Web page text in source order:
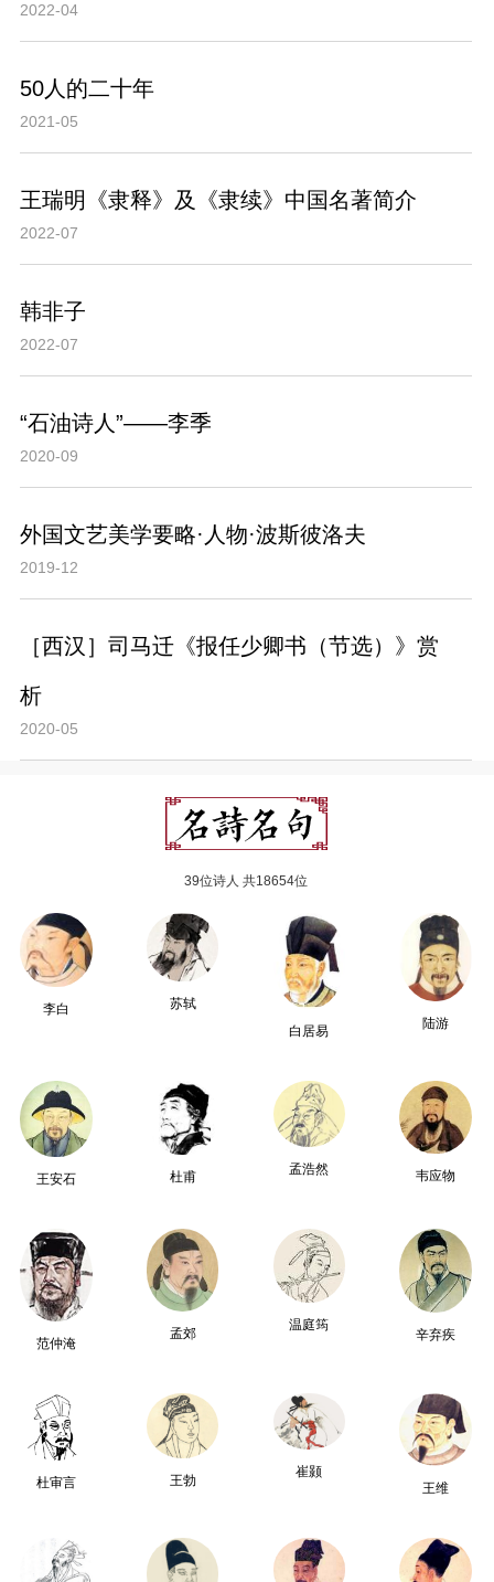
2022-04
50人的二十年
2021-05
王瑞明《隶释》及《隶续》中国名著简介
2022-07
韩非子
2022-07
“石油诗人”——李季
2020-09
外国文艺美学要略·人物·波斯彼洛夫
2019-12
［西汉］司马迁《报任少卿书（节选）》赏
析
2020-05
39位诗人 共18654位
李白
苏轼
白居易
陆游
王安石 杜甫
孟浩然 韦应物
范仲淹
孟郊
温庭筠
辛弃疾
杜审言 王勃
崔颢
王维